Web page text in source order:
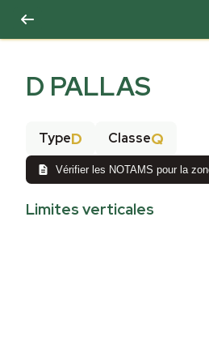
D PALLAS
TypeD ClasseQ
Vérifier les NOTAMS pour la
Limites verticales